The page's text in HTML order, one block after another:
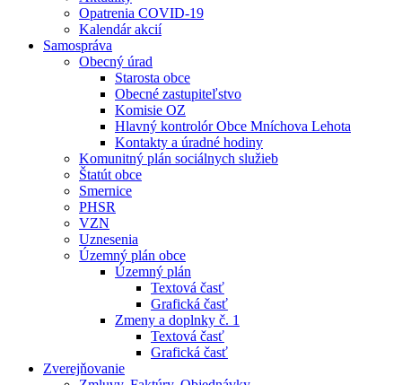
Opatrenia COVID-19
Kalendár akcií
Samospráva
Obecný úrad
Starosta obce
Obecné zastupiteľstvo
Komisie OZ
Hlavný kontrolór Obce Mníchova Lehota
Kontakty a úradné hodiny
Komunitný plán sociálnych služieb
Štatút obce
Smernice
PHSR
VZN
Uznesenia
Územný plán obce
Územný plán
Textová časť
Grafická časť
Zmeny a doplnky č. 1
Textová časť
Grafická časť
Zverejňovanie